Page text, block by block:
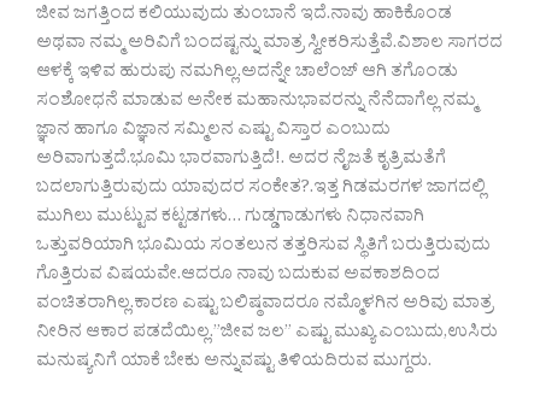
ಜೀವ ಜಗತ್ತಿಂದ ಕಲಿಯುವುದು ತುಂಬಾನೆ ಇದೆ.ನಾವು ಹಾಕಿಕೊಂಡ
ಅಥವಾ ನಮ್ಮ ಅರಿವಿಗೆ ಬಂದಷ್ಟನ್ನು ಮಾತ್ರ ಸ್ವೀಕರಿಸುತ್ತೆವೆ.ವಿಶಾಲ ಸಾಗರದ
ಆಳಕ್ಕೆ ಇಳಿವ ಹುರುಪು ನಮಗಿಲ್ಲ.ಅದನ್ನೇ ಚಾಲೆಂಜ್ ಆಗಿ ತಗೊಂಡು
ಸಂಶೋಧನೆ ಮಾಡುವ ಅನೇಕ ಮಹಾನುಭಾವರನ್ನು ನೆನೆದಾಗೆಲ್ಲ ನಮ್ಮ
ಜ್ಞಾನ ಹಾಗೂ ವಿಜ್ಞಾನ ಸಮ್ಮಿಲನ ಎಷ್ಟು ವಿಸ್ತಾರ ಎಂಬುದು
ಅರಿವಾಗುತ್ತದೆ.ಭೂಮಿ ಭಾರವಾಗುತ್ತಿದೆ!. ಅದರ ನೈಜತೆ ಕೃತ್ರಿಮತೆಗೆ
ಬದಲಾಗುತ್ತಿರುವುದು ಯಾವುದರ ಸಂಕೇತ?.ಇತ್ತ ಗಿಡಮರಗಳ ಜಾಗದಲ್ಲಿ
ಮುಗಿಲು ಮುಟ್ಟುವ ಕಟ್ಟಡಗಳು… ಗುಡ್ಡಗಾಡುಗಳು ನಿಧಾನವಾಗಿ
ಒತ್ತುವರಿಯಾಗಿ ಭೂಮಿಯ ಸಂತಲುನ ತತ್ತರಿಸುವ ಸ್ಥಿತಿಗೆ ಬರುತ್ತಿರುವುದು‌
ಗೊತ್ತಿರುವ ವಿಷಯವೇ.ಆದರೂ ನಾವು ಬದುಕುವ ಅವಕಾಶದಿಂದ
ವಂಚಿತರಾಗಿಲ್ಲ.ಕಾರಣ ಎಷ್ಟು ಬಲಿಷ್ಠವಾದರೂ ನಮ್ಮೊಳಗಿನ ಅರಿವು ಮಾತ್ರ
ನೀರಿನ ಆಕಾರ ಪಡದೆಯಿಲ್ಲ.”ಜೀವ ಜಲ” ಎಷ್ಟು ಮುಖ್ಯ ಎಂಬುದು,ಉಸಿರು
ಮನುಷ್ಯನಿಗೆ ಯಾಕೆ ಬೇಕು ಅನ್ನುವಷ್ಟು ತಿಳಿಯದಿರುವ ಮುಗ್ದರು.